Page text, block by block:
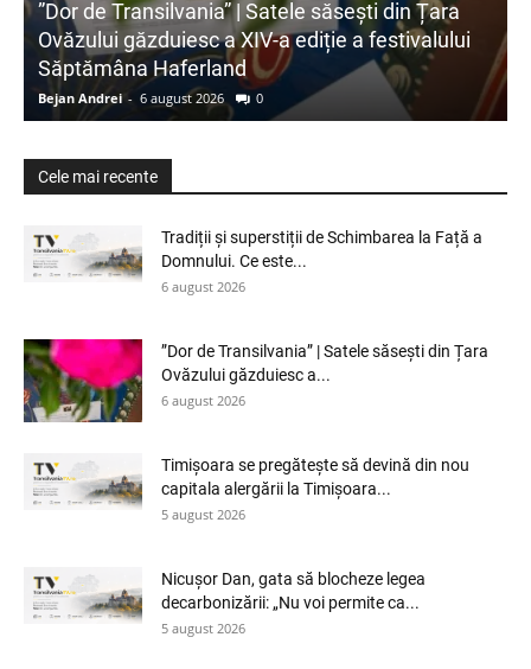
”Dor de Transilvania” | Satele săsești din Țara
Ovăzului găzduiesc a XIV-a ediție a festivalului
Săptămâna Haferland
Bejan Andrei - 6 august 2026 0
Cele mai recente
Tradiții și superstiții de Schimbarea la Față a
Domnului. Ce este...
6 august 2026
”Dor de Transilvania” | Satele săsești din Țara
Ovăzului găzduiesc a...
6 august 2026
Timișoara se pregătește să devină din nou
capitala alergării la Timișoara...
5 august 2026
Nicușor Dan, gata să blocheze legea
decarbonizării: „Nu voi permite ca...
5 august 2026